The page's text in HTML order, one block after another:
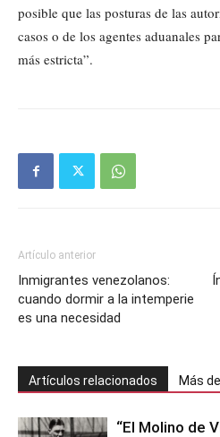
posible que las posturas de las
casos o de los agentes aduanales
más estricta”.
Artículo anterior
Inmigrantes venezolanos:
cuando dormir a la intemperie
es una necesidad
Artículos relacionados Más
“El Molino de